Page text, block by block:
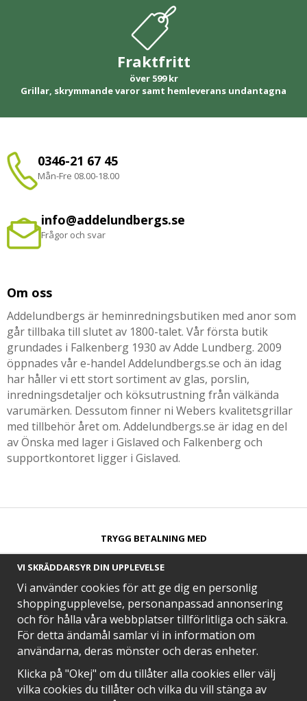
Fraktfritt
över 599 kr
Grillar, skrymmande varor samt hemleverans undantagna
0346-21 67 45
Mån-Fre 08.00-18.00
info@addelundbergs.se
Frågor och svar
Om oss
Addelundbergs är heminredningsbutiken med anor som
går tillbaka till slutet av 1800-talet. Vår första butik
grundades i Falkenberg 1930 av Adde Lundberg. 2009
öppnades vår e-handel Addelundbergs.se och än idag
har håller vi ett stort sortiment av glas, porslin,
inredningsdetaljer och köksutrustning från välkända
varumärken. Dessutom finner ni Webers kvalitetsgrillar
med tillbehör året om. Addelundbergs.se är idag en del
av Önska med lager i Gislaved och Falkenberg och
supportkontoret ligger i Gislaved.
TRYGG BETALNING MED​
SNABB LEVERANS MED
VI SKRÄDDARSYR DIN UPPLEVELSE
Vi använder cookies för att ge dig en personlig
shoppingupplevelse, personanpassad annonsering
och för hålla våra webbplatser tillförlitliga och säkra.
För detta ändamål samlar vi in information om
användarna, deras mönster och deras enheter.
Klicka på "Okej" om du tillåter alla cookies eller välj
vilka cookies du tillåter och vilka du vill stänga av